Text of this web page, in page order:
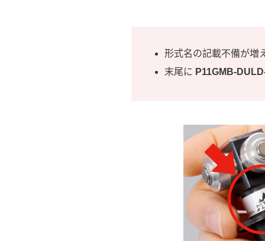
形式名の記載不備が増
末尾に P11GMB-